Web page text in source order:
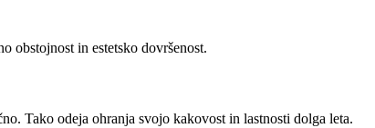
obstojnost in estetsko dovršenost.
Tako odeja ohranja svojo kakovost in lastnosti dolga leta.